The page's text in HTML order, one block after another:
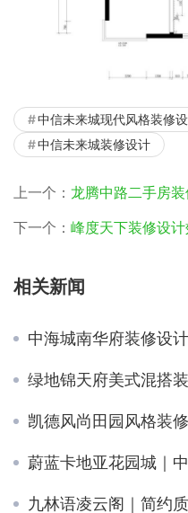
中信未来城现代风格装修
中信未来城装修设计
上一个： 龙腾中路二手房
下一个： 峰度天下装修设
相关新闻
中海城南华府装修设
绿地锦天府美式混搭
凯德风尚田园风格装
蔚蓝卡地亚花园城｜
九林语凌云阁｜简约